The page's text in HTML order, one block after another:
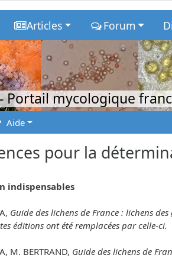
Articles Forum
Portail mycologique
Aide
pour la
indispensables
Guide des lichens de France : lichens des
éditions ont été remplacées par celle-ci.
M. BERTRAND, Guide des lichens de